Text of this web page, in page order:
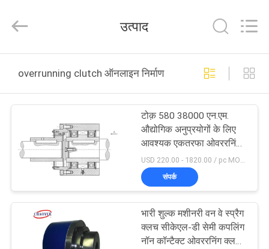
उत्पादों
हमारे
बारे
कारखाना
Clutch
Rights
उत्पाद
overrunning clutch ऑनलाइन निर्माण
टोक़ 580 38000 एन.एम.
औद्योगिक अनुप्रयोगों के लिए
आवश्यक एकतरफा ओवररनिंग
क्लच
USD 220.00 - 1820.00 / pc MOQ:1 pc
संपर्क
भारी शुल्क मशीनरी वन वे स्प्रैग
क्लच सीकेएल-डी सेमी कपलिंग
नॉन कॉन्टैक्ट ओवररनिंग क्लच